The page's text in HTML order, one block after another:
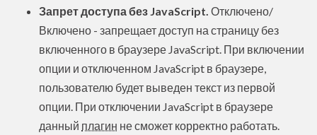
Запрет доступа без JavaScript. Отключено/
Включено - запрещает доступ на страницу без
включенного в браузере JavaScript. При включении
опции и отключенном JavaScript в браузере,
пользователю будет выведен текст из первой
опции. При отключении JavaScript в браузере
данный плагин не сможет корректно работать.